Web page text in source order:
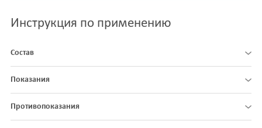
Инструкция по применению
Состав
Показания
Противопоказания